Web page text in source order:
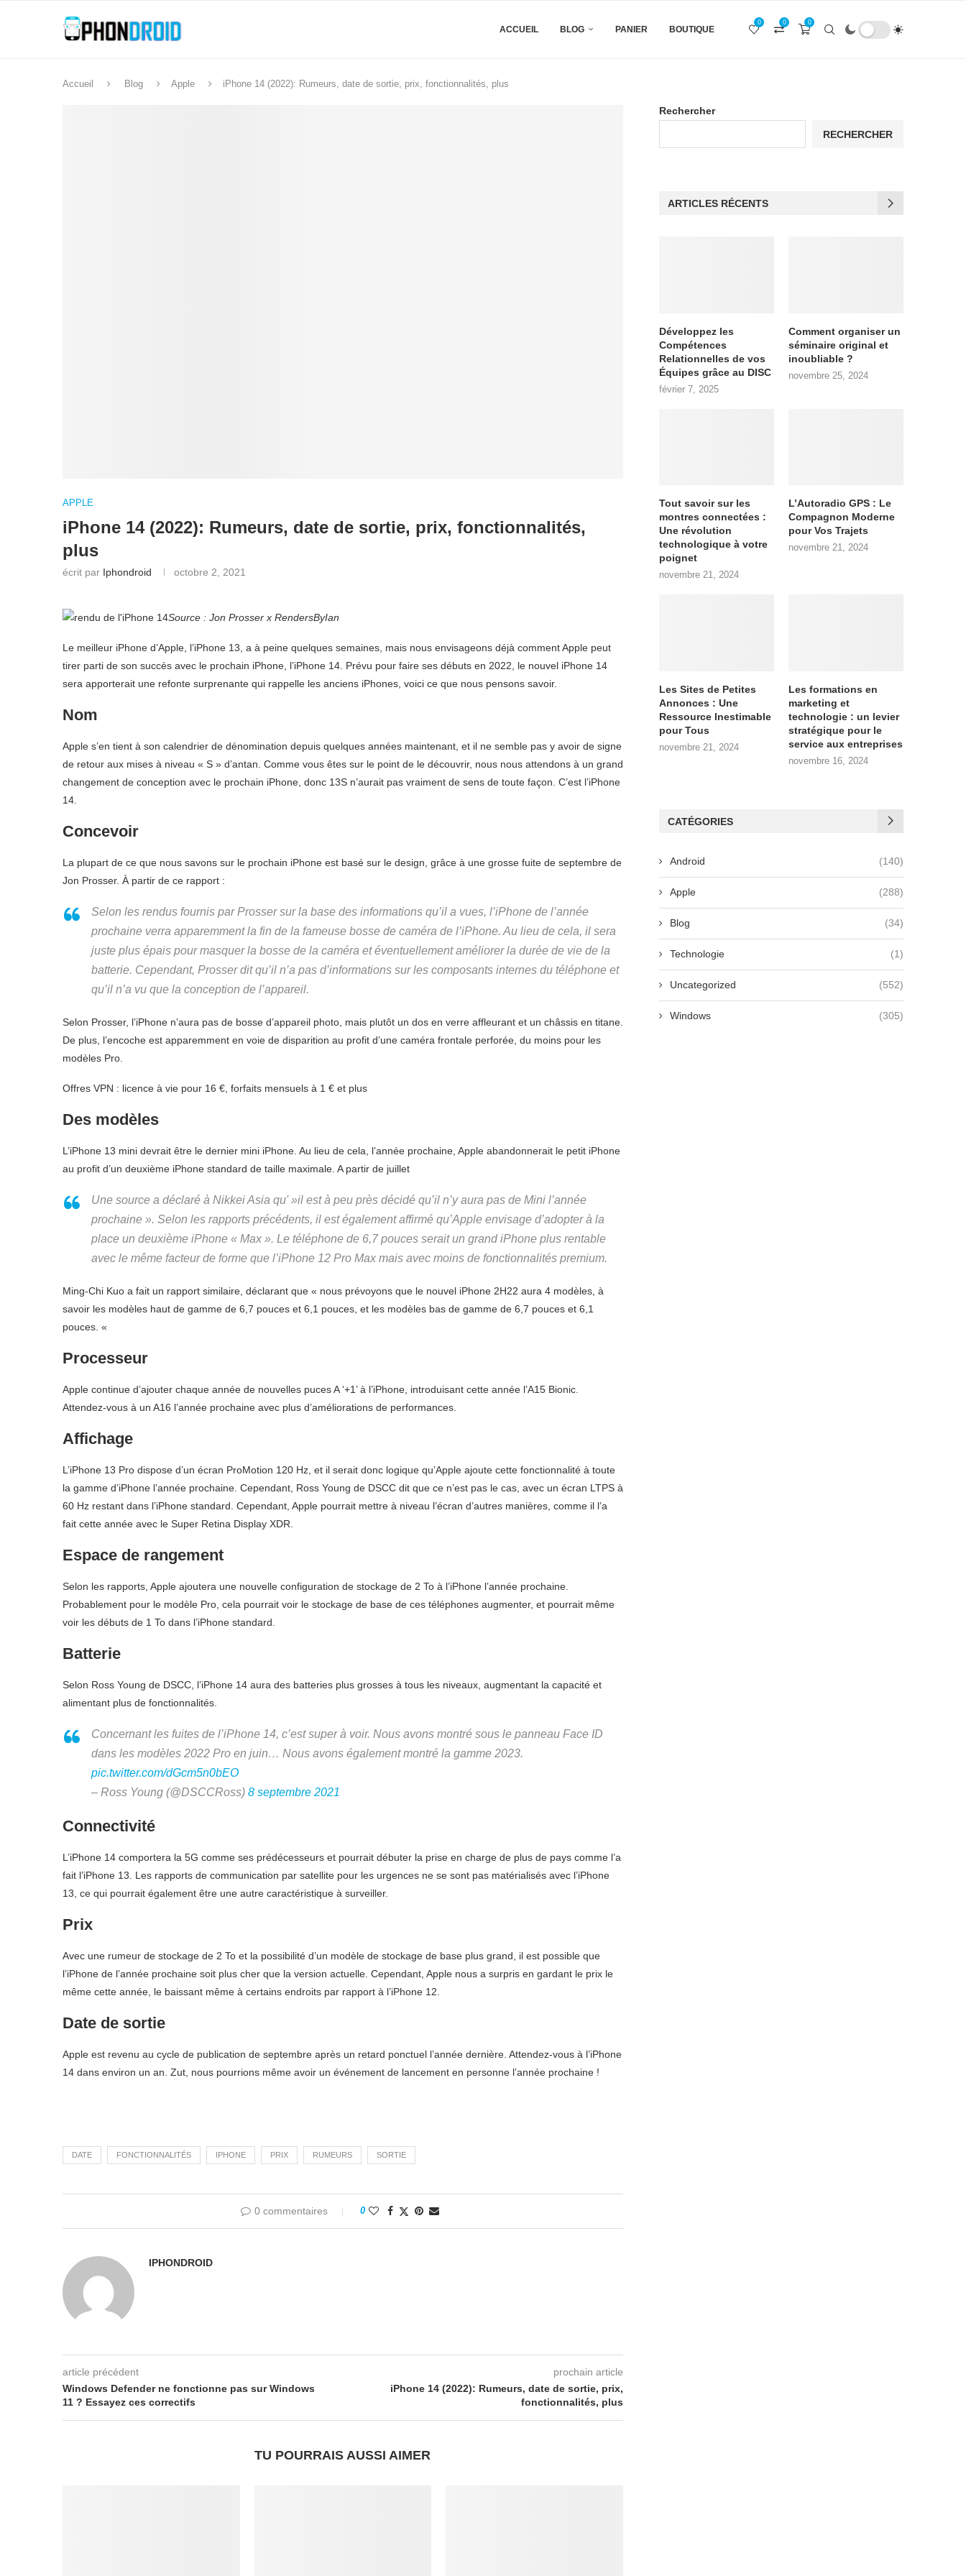
ACCUEIL BLOG PANIER BOUTIQUE
0
0
0
Accueil Blog Apple iPhone 14 (2022): Rumeurs, date de sortie, prix, fonctionnalités, plus
APPLE
iPhone 14 (2022): Rumeurs, date de sortie, prix, fonctionnalités,
plus
écrit par Iphondroid octobre 2, 2021
Source : Jon Prosser x RendersByIan
Le meilleur iPhone d’Apple, l’iPhone 13, a à peine quelques semaines, mais nous envisageons déjà comment Apple peut
tirer parti de son succès avec le prochain iPhone, l’iPhone 14. Prévu pour faire ses débuts en 2022, le nouvel iPhone 14
sera apporterait une refonte surprenante qui rappelle les anciens iPhones, voici ce que nous pensons savoir.
Nom
Apple s’en tient à son calendrier de dénomination depuis quelques années maintenant, et il ne semble pas y avoir de signe
de retour aux mises à niveau « S » d’antan. Comme vous êtes sur le point de le découvrir, nous nous attendons à un grand
changement de conception avec le prochain iPhone, donc 13S n’aurait pas vraiment de sens de toute façon. C’est l’iPhone
14.
Concevoir
La plupart de ce que nous savons sur le prochain iPhone est basé sur le design, grâce à une grosse fuite de septembre de
Jon Prosser. À partir de ce rapport :
Selon les rendus fournis par Prosser sur la base des informations qu’il a vues, l’iPhone de l’année
prochaine verra apparemment la fin de la fameuse bosse de caméra de l’iPhone. Au lieu de cela, il sera
juste plus épais pour masquer la bosse de la caméra et éventuellement améliorer la durée de vie de la
batterie. Cependant, Prosser dit qu’il n’a pas d’informations sur les composants internes du téléphone et
qu’il n’a vu que la conception de l’appareil.
Selon Prosser, l’iPhone n’aura pas de bosse d’appareil photo, mais plutôt un dos en verre affleurant et un châssis en titane.
De plus, l’encoche est apparemment en voie de disparition au profit d’une caméra frontale perforée, du moins pour les
modèles Pro.
Offres VPN : licence à vie pour 16 €, forfaits mensuels à 1 € et plus
Des modèles
L’iPhone 13 mini devrait être le dernier mini iPhone. Au lieu de cela, l’année prochaine, Apple abandonnerait le petit iPhone
au profit d’un deuxième iPhone standard de taille maximale. A partir de juillet
Une source a déclaré à Nikkei Asia qu' »il est à peu près décidé qu’il n’y aura pas de Mini l’année
prochaine ». Selon les rapports précédents, il est également affirmé qu’Apple envisage d’adopter à la
place un deuxième iPhone « Max ». Le téléphone de 6,7 pouces serait un grand iPhone plus rentable
avec le même facteur de forme que l’iPhone 12 Pro Max mais avec moins de fonctionnalités premium.
Ming-Chi Kuo a fait un rapport similaire, déclarant que « nous prévoyons que le nouvel iPhone 2H22 aura 4 modèles, à
savoir les modèles haut de gamme de 6,7 pouces et 6,1 pouces, et les modèles bas de gamme de 6,7 pouces et 6,1
pouces. «
Processeur
Apple continue d’ajouter chaque année de nouvelles puces A ‘+1’ à l’iPhone, introduisant cette année l’A15 Bionic.
Attendez-vous à un A16 l’année prochaine avec plus d’améliorations de performances.
Affichage
L’iPhone 13 Pro dispose d’un écran ProMotion 120 Hz, et il serait donc logique qu’Apple ajoute cette fonctionnalité à toute
la gamme d’iPhone l’année prochaine. Cependant, Ross Young de DSCC dit que ce n’est pas le cas, avec un écran LTPS à
60 Hz restant dans l’iPhone standard. Cependant, Apple pourrait mettre à niveau l’écran d’autres manières, comme il l’a
fait cette année avec le Super Retina Display XDR.
Espace de rangement
Selon les rapports, Apple ajoutera une nouvelle configuration de stockage de 2 To à l’iPhone l’année prochaine.
Probablement pour le modèle Pro, cela pourrait voir le stockage de base de ces téléphones augmenter, et pourrait même
voir les débuts de 1 To dans l’iPhone standard.
Batterie
Selon Ross Young de DSCC, l’iPhone 14 aura des batteries plus grosses à tous les niveaux, augmentant la capacité et
alimentant plus de fonctionnalités.
Concernant les fuites de l’iPhone 14, c’est super à voir. Nous avons montré sous le panneau Face ID
dans les modèles 2022 Pro en juin… Nous avons également montré la gamme 2023.
pic.twitter.com/dGcm5n0bEO
– Ross Young (@DSCCRoss) 8 septembre 2021
Connectivité
L’iPhone 14 comportera la 5G comme ses prédécesseurs et pourrait débuter la prise en charge de plus de pays comme l’a
fait l’iPhone 13. Les rapports de communication par satellite pour les urgences ne se sont pas matérialisés avec l’iPhone
13, ce qui pourrait également être une autre caractéristique à surveiller.
Prix
Avec une rumeur de stockage de 2 To et la possibilité d’un modèle de stockage de base plus grand, il est possible que
l’iPhone de l’année prochaine soit plus cher que la version actuelle. Cependant, Apple nous a surpris en gardant le prix le
même cette année, le baissant même à certains endroits par rapport à l’iPhone 12.
Date de sortie
Apple est revenu au cycle de publication de septembre après un retard ponctuel l’année dernière. Attendez-vous à l’iPhone
14 dans environ un an. Zut, nous pourrions même avoir un événement de lancement en personne l’année prochaine !
DATE FONCTIONNALITÉS IPHONE PRIX RUMEURS SORTIE
0 commentaires 0
IPHONDROID
article précédent
Windows Defender ne fonctionne pas sur Windows
11 ? Essayez ces correctifs
prochain article
iPhone 14 (2022): Rumeurs, date de sortie, prix,
fonctionnalités, plus
TU POURRAIS AUSSI AIMER
Rechercher
RECHERCHER
ARTICLES RÉCENTS
Développez les
Compétences
Relationnelles de vos
Équipes grâce au DISC
février 7, 2025
Comment organiser un
séminaire original et
inoubliable ?
novembre 25, 2024
Tout savoir sur les
montres connectées :
Une révolution
technologique à votre
poignet
novembre 21, 2024
L’Autoradio GPS : Le
Compagnon Moderne
pour Vos Trajets
novembre 21, 2024
Les Sites de Petites
Annonces : Une
Ressource Inestimable
pour Tous
novembre 21, 2024
Les formations en
marketing et
technologie : un levier
stratégique pour le
service aux entreprises
novembre 16, 2024
CATÉGORIES
Android (140)
Apple (288)
Blog (34)
Technologie (1)
Uncategorized (552)
Windows (305)